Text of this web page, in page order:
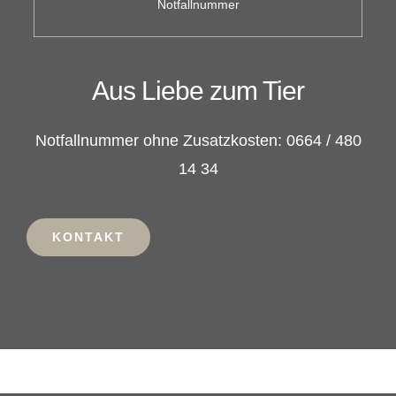
Notfallnummer
Aus Liebe zum Tier
Notfallnummer ohne Zusatzkosten: 0664 / 480
14 34
KONTAKT